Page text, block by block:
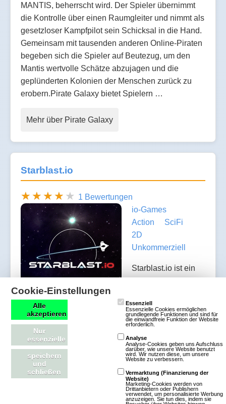
MANTIS, beherrscht wird. Der Spieler übernimmt
die Kontrolle über einen Raumgleiter und nimmt als
gesetzloser Kampfpilot sein Schicksal in die Hand.
Gemeinsam mit tausenden anderen Online-Piraten
begeben sich die Spieler auf Beutezug, um den
Mantis wertvolle Schätze abzujagen und die
geplünderten Kolonien der Menschen zurück zu
erobern.Pirate Galaxy bietet Spielern …
Mehr über Pirate Galaxy
Starblast.io
1 Bewertungen
io-Games
Action
SciFi
2D
Unkommerziell
Starblast.io ist ein
Multiplayer-Spiel,
das du direkt im Browser spielen kannst. Du
steuerst ein Raumschiff, sammelst Edelsteine aus
Asteroiden und nutzt sie, um dein Schiff Schritt für
Schritt aufzurüsten. Während du stärker wirst, triffst
du auf andere Spieler, mit denen du um die
Vorherrschaft in der Galaxie kämpfst – entweder im
Team oder allein. Das Spiel kombiniert schnelle
Cookie-Einstellungen
Alle
akzeptieren
Nur
essenzielle
speichern
und
schließen
Essenziell
Essenzielle Cookies ermöglichen
grundlegende Funktionen und sind für
die einwandfreie Funktion der Website
erforderlich.
Analyse
Analyse-Cookies geben uns Aufschluss
darüber, wie unsere Website benutzt
wird. Wir nutzen diese, um unsere
Website zu verbessern.
Vermarktung (Finanzierung der
Website)
Marketing-Cookies werden von
Drittanbietern oder Publishern
verwendet, um personalisierte Werbung
anzuzeigen. Sie tun dies, indem sie